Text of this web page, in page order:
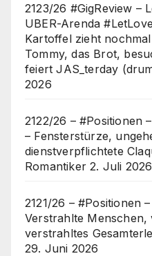
2123/26 #GigReview –
UBER-Arenda
Kartoffel zieht
Tommy, das Brot,
feiert JAS_terday
2026
2122/26 – #Positionen
– Fensterstürze,
dienstverpflichtete
Romantiker 2. Juli 2026
2121/26 – #Positionen
Verstrahlte
verstrahltes
29. Juni 2026